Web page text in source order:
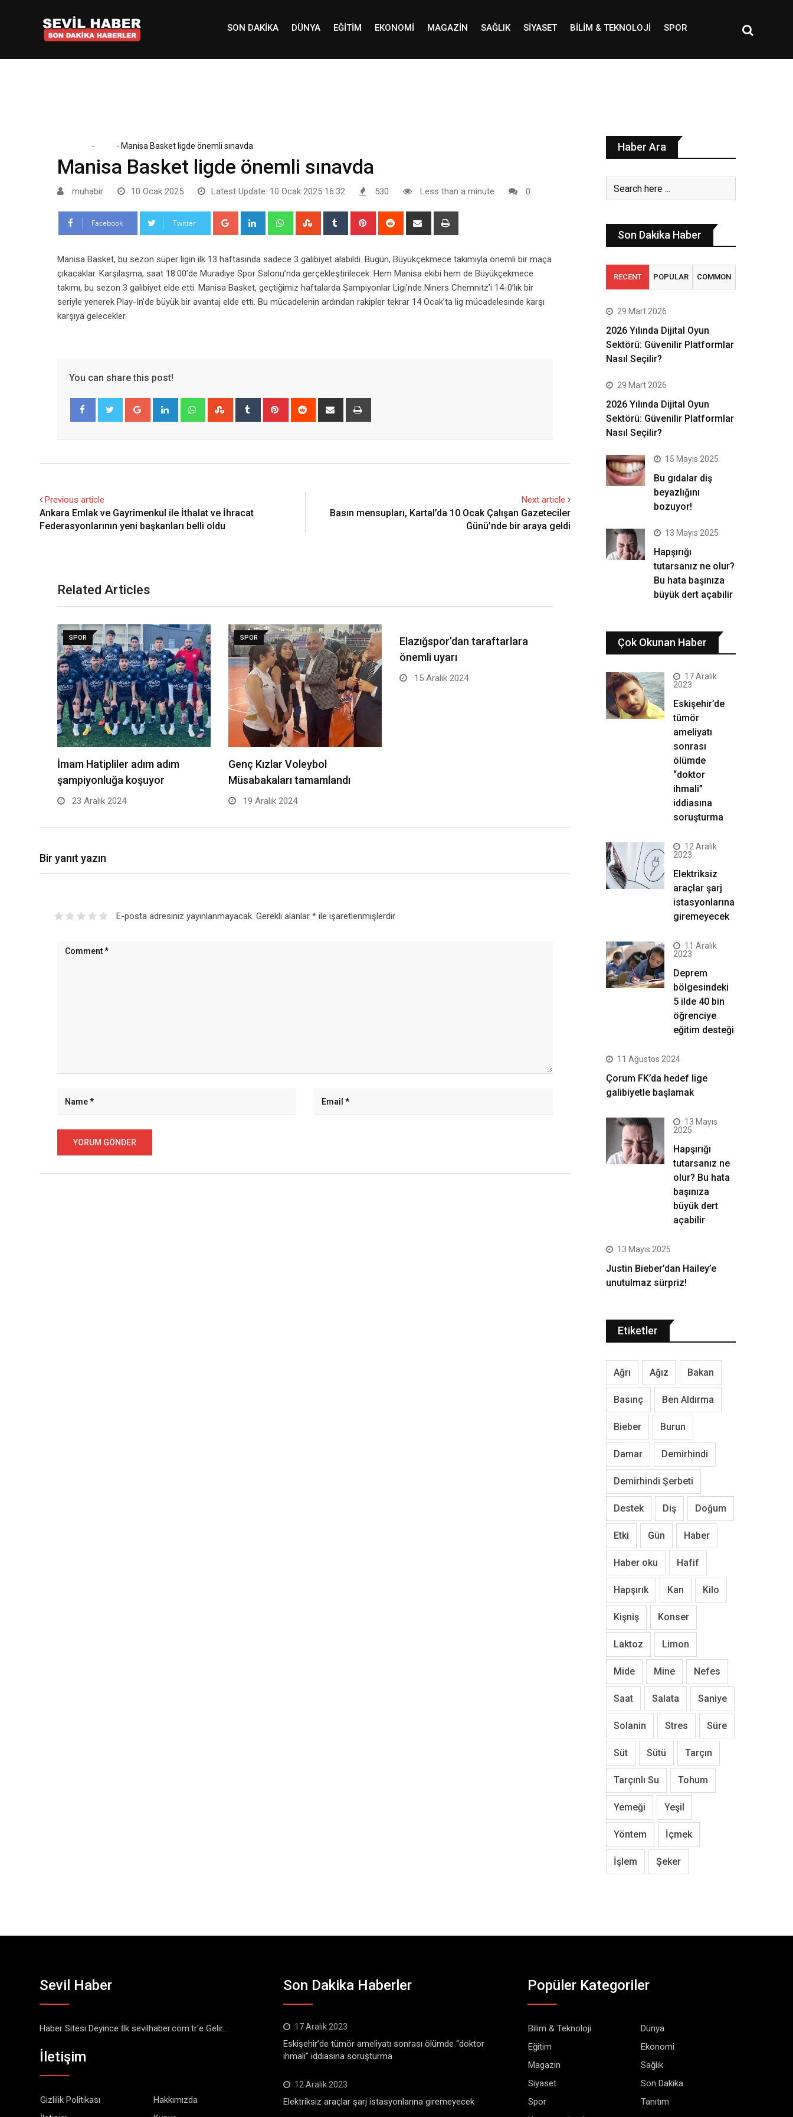
SON DAKIKA DÜNYA EĞITIM EKONOMI MAGAZIN SAĞLIK SIYASET BILIM & TEKNOLOJI SPOR
- - Manisa Basket ligde önemli sınavda
Manisa Basket ligde önemli sınavda
muhabir 10 Ocak 2025 Latest Update: 10 Ocak 2025 16:32 530 Less than a minute 0
Facebook Twitter Google+ LinkedIn WhatsappStumbleUpon
Tumblr Pinterest Reddit
Share
Manisa Basket, bu sezon süper ligin ilk 13 haftasında sadece 3 galibiyet alabildi. Bugün, Büyükçekmece takımıyla önemli bir maça
çıkacaklar. Karşılaşma, saat 18:00’de Muradiye Spor Salonu’nda gerçekleştirilecek. Hem Manisa ekibi hem de Büyükçekmece
takımı, bu sezon 3 galibiyet elde etti. Manisa Basket, geçtiğimiz haftalarda Şampiyonlar Ligi’nde Niners Chemnitz’i 14-0’lık bir
seriyle yenerek Play-In’de büyük bir avantaj elde etti. Bu mücadelenin ardından rakipler tekrar 14 Ocak’ta lig mücadelesinde karşı
karşıya gelecekler.
You can share this post!
Google+ LinkedIn WhatsappStumbleUpon
Tumblr Pinterest Reddit
Share
Previous article
Ankara Emlak ve Gayrimenkul ile İthalat ve İhracat
Federasyonlarının yeni başkanları belli oldu
Next article
Basın mensupları, Kartal’da 10 Ocak Çalışan Gazeteciler
Günü’nde bir araya geldi
Related Articles
SPOR
İmam Hatipliler adım adım
şampiyonluğa koşuyor
23 Aralık 2024
SPOR
Genç Kızlar Voleybol
Müsabakaları tamamlandı
19 Aralık 2024
Elazığspor’dan taraftarlara
önemli uyarı
15 Aralık 2024
Bir yanıt yazın
E-posta adresiniz yayınlanmayacak. Gerekli alanlar *ile işaretlenmişlerdir
Haber Ara
Son Dakika Haber
RECENT POPULAR COMMON
29 Mart 2026
2026 Yılında Dijital Oyun
Sektörü: Güvenilir Platformlar
Nasıl Seçilir?
29 Mart 2026
2026 Yılında Dijital Oyun
Sektörü: Güvenilir Platformlar
Nasıl Seçilir?
15 Mayıs 2025
Bu gıdalar diş
beyazlığını
bozuyor!
13 Mayıs 2025
Hapşırığı
tutarsanız ne olur?
Bu hata başınıza
büyük dert açabilir
Çok Okunan Haber
17 Aralık
2023
Eskişehir’de
tümör
ameliyatı
sonrası
ölümde
“doktor
ihmali”
iddiasına
soruşturma
12 Aralık
2023
Elektriksiz
araçlar şarj
istasyonlarına
giremeyecek
11 Aralık
2023
Deprem
bölgesindeki
5 ilde 40 bin
öğrenciye
eğitim desteği
11 Ağustos 2024
Çorum FK’da hedef lige
galibiyetle başlamak
13 Mayıs
2025
Hapşırığı
tutarsanız ne
olur? Bu hata
başınıza
büyük dert
açabilir
13 Mayıs 2025
Justin Bieber’dan Hailey’e
unutulmaz sürpriz!
Etiketler
Ağrı Ağız Bakan
Basınç Ben Aldırma
Bieber Burun
Damar Demirhindi
Demirhindi Şerbeti
Destek Diş Doğum
Etki Gün Haber
Haber oku Hafif
Hapşırık Kan Kilo
Kişniş Konser
Laktoz Limon
Mide Mine Nefes
Saat Salata Saniye
Solanin Stres Süre
Süt Sütü Tarçın
Tarçınlı Su Tohum
Yemeği Yeşil
Yöntem İçmek
İşlem Şeker
Sevil Haber
Haber Sitesi Deyince İlk sevilhaber.com.tr'e Gelir...
İletişim
Gizlilik Politikası
Hakkımızda
Son Dakika Haberler
17 Aralık 2023
Eskişehir’de tümör ameliyatı sonrası ölümde “doktor
ihmali” iddiasına soruşturma
12 Aralık 2023
Elektriksiz araçlar şarj istasyonlarına giremeyecek
Popüler Kategoriler
Bilim & Teknoloji
Dünya
Eğitim
Ekonomi
Magazin
Sağlık
Siyaset
Son Dakika
Spor
Tanıtım